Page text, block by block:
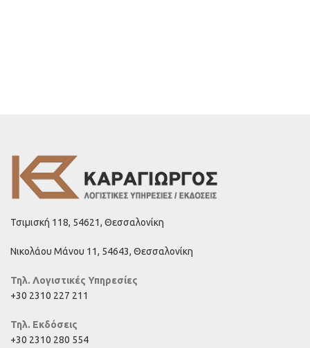
Τσιμισκή 118, 54621, Θεσσαλονίκη
Νικολάου Μάνου 11, 54643, Θεσσαλονίκη
Τηλ. Λογιστικές Υπηρεσίες
+30 2310 227 211
Τηλ. Εκδόσεις
+30 2310 280 554